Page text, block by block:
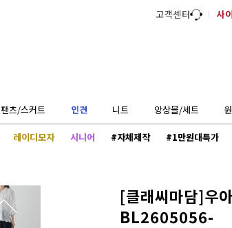
고객센터 사
팬츠/스커트 인견 니트 앙상블/세트
레이디모자 시니어 #자체제작 #1만원대특가
[클래씨마담]우
BL2605056-